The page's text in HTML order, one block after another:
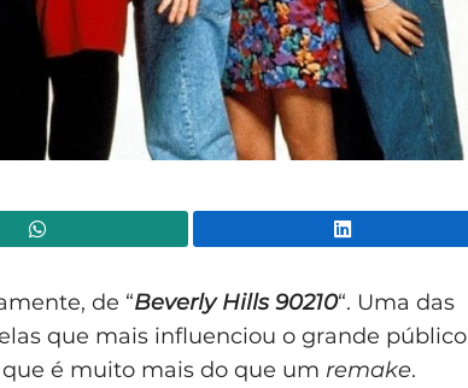
de “Beverly Hills 90210“. Uma das
que mais influenciou o grande público
é muito mais do que um remake.